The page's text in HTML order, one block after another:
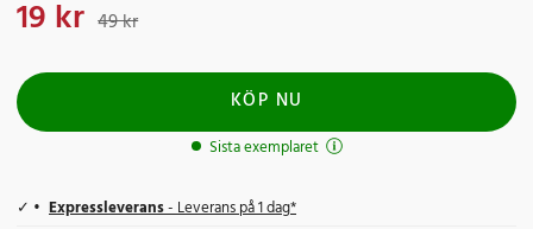
Nuvarande pris
19 kr 49 kr
KÖP NU
Sista exemplaret
Expressleverans- Leverans på 1 dag*